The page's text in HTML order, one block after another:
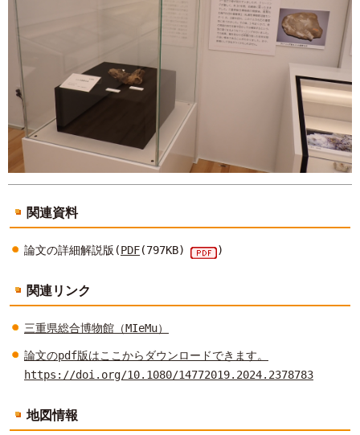
関連資料
論文の詳細解説版(PDF(797KB) )
関連リンク
三重県総合博物館（MIeMu）
論文のpdf版はここからダウンロードできます。
https://doi.org/10.1080/14772019.2024.2378783
地図情報